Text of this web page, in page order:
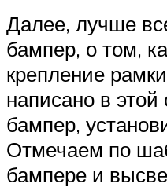
Далее, лучше
бампер, о том,
крепление
написано в этой
бампер,
Отмечаем по
бампере и